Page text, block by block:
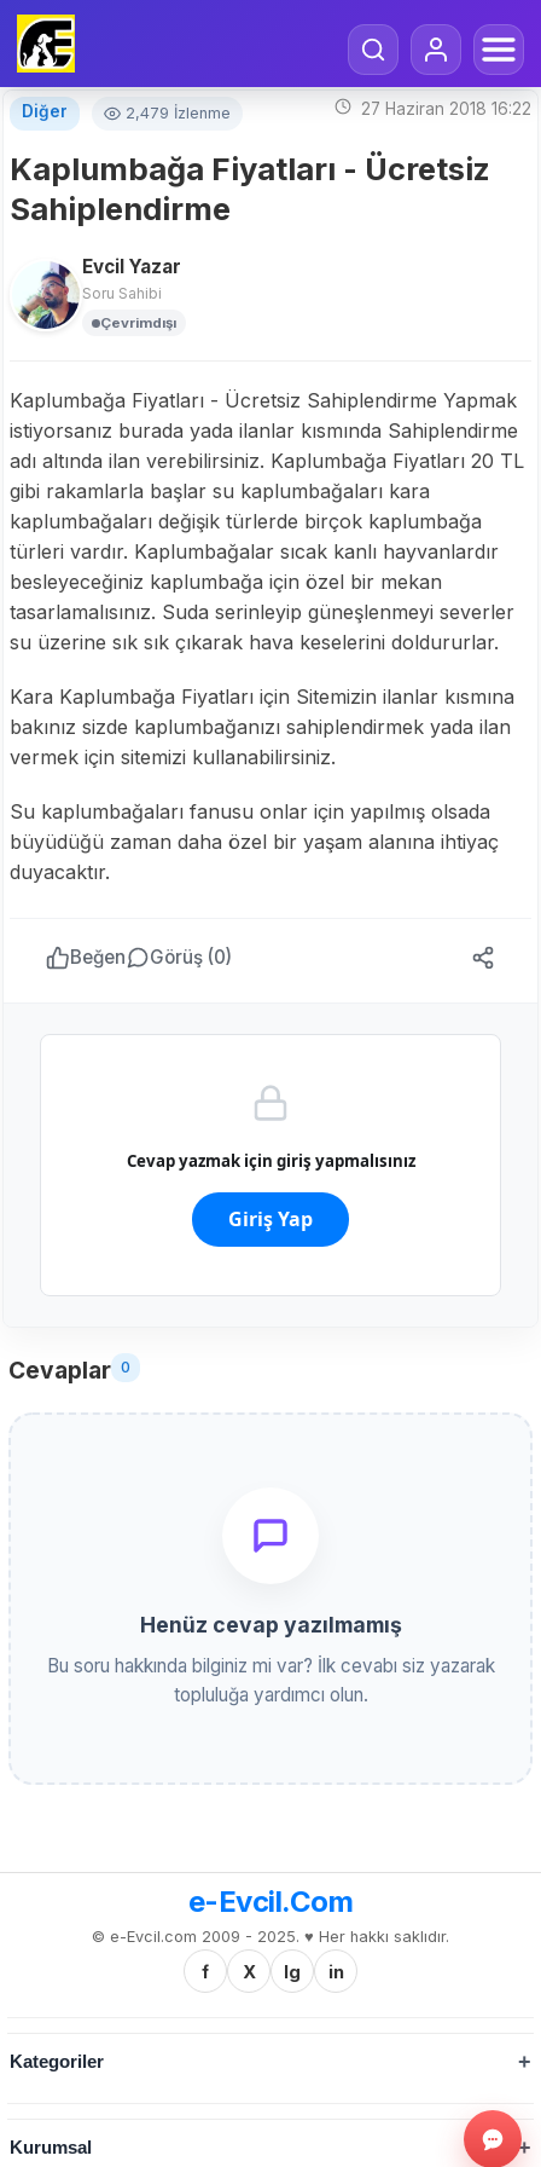
Diğer 2,479 İzlenme 27 Haziran 2018 16:22
Kaplumbağa Fiyatları - Ücretsiz
Sahiplendirme
Evcil Yazar
Soru Sahibi
Çevrimdışı
Kaplumbağa Fiyatları - Ücretsiz Sahiplendirme Yapmak
istiyorsanız burada yada ilanlar kısmında Sahiplendirme
adı altında ilan verebilirsiniz. Kaplumbağa Fiyatları 20 TL
gibi rakamlarla başlar su kaplumbağaları kara
kaplumbağaları değişik türlerde birçok kaplumbağa
türleri vardır. Kaplumbağalar sıcak kanlı hayvanlardır
besleyeceğiniz kaplumbağa için özel bir mekan
tasarlamalısınız. Suda serinleyip güneşlenmeyi severler
su üzerine sık sık çıkarak hava keselerini doldururlar.
Kara Kaplumbağa Fiyatları için Sitemizin ilanlar kısmına
bakınız sizde kaplumbağanızı sahiplendirmek yada ilan
vermek için sitemizi kullanabilirsiniz.
Su kaplumbağaları fanusu onlar için yapılmış olsada
büyüdüğü zaman daha özel bir yaşam alanına ihtiyaç
duyacaktır.
Beğen Görüş (0)
Cevap yazmak için giriş yapmalısınız
Giriş Yap
Cevaplar 0
Henüz cevap yazılmamış
Bu soru hakkında bilginiz mi var? İlk cevabı siz yazarak
topluluğa yardımcı olun.
e-Evcil.Com
© e-Evcil.com 2009 - 2025. ♥️ Her hakkı saklıdır.
f X Ig in
Kategoriler
Kurumsal